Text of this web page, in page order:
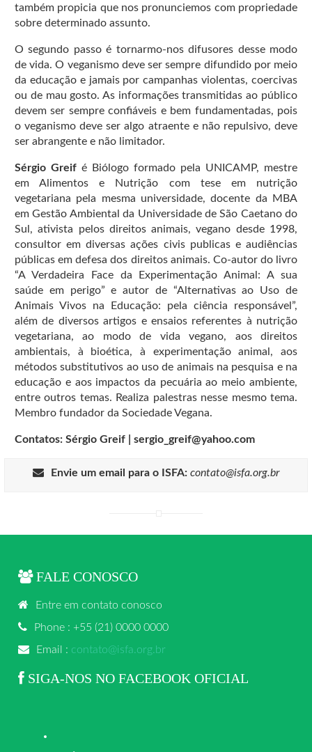
também propicia que nos pronunciemos com propriedade
sobre determinado assunto.
O segundo passo é tornarmo-nos difusores desse modo
de vida. O veganismo deve ser sempre difundido por meio
da educação e jamais por campanhas violentas, coercivas
ou de mau gosto. As informações transmitidas ao público
devem ser sempre confiáveis e bem fundamentadas, pois
o veganismo deve ser algo atraente e não repulsivo, deve
ser abrangente e não limitador.
Sérgio Greif é Biólogo formado pela UNICAMP, mestre
em Alimentos e Nutrição com tese em nutrição
vegetariana pela mesma universidade, docente da MBA
em Gestão Ambiental da Universidade de São Caetano do
Sul, ativista pelos direitos animais, vegano desde 1998,
consultor em diversas ações civis publicas e audiências
públicas em defesa dos direitos animais. Co-autor do livro
“A Verdadeira Face da Experimentação Animal: A sua
saúde em perigo” e autor de “Alternativas ao Uso de
Animais Vivos na Educação: pela ciência responsável”,
além de diversos artigos e ensaios referentes à nutrição
vegetariana, ao modo de vida vegano, aos direitos
ambientais, à bioética, à experimentação animal, aos
métodos substitutivos ao uso de animais na pesquisa e na
educação e aos impactos da pecuária ao meio ambiente,
entre outros temas. Realiza palestras nesse mesmo tema.
Membro fundador da Sociedade Vegana.
Contatos: Sérgio Greif | sergio_greif@yahoo.com
Envie um email para o ISFA: contato@isfa.org.br
FALE CONOSCO
Entre em contato conosco
Phone : +55 (21) 0000 0000
Email : contato@isfa.org.br
SIGA-NOS NO FACEBOOK OFICIAL